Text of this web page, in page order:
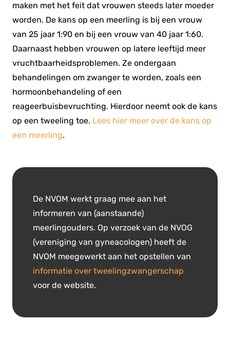
maken met het feit dat vrouwen steeds later moeder
worden. De kans op een meerling is bij een vrouw
van 25 jaar 1:90 en bij een vrouw van 40 jaar 1:60.
Daarnaast hebben vrouwen op latere leeftijd meer
vruchtbaarheidsproblemen. Ze ondergaan
behandelingen om zwanger te worden, zoals een
hormoonbehandeling of een
reageerbuisbevruchting. Hierdoor neemt ook de kans
op een tweeling toe. Lees hier meer over de kans op
een meerling.
De NVOM werkt graag mee aan het
informeren van (aanstaande)
meerlingouders. Op verzoek van de NVOG
(vereniging van gyneacologen) heeft de
NVOM meegewerkt aan het opstellen van
informatie over tweelingzwangerschap
voor de website.